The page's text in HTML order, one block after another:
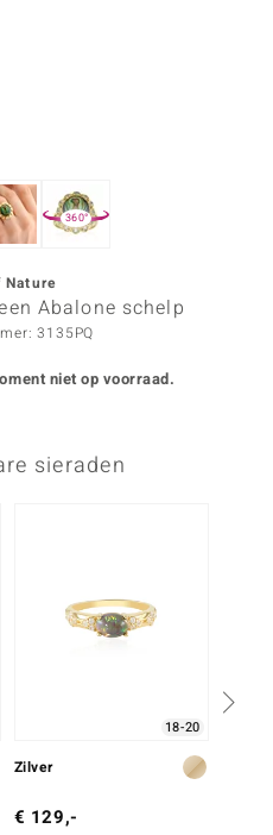
360°
Abalone schelp
3135PQ
niet op voorraad.
sieraden
18-20
Zilver
€ 129,-